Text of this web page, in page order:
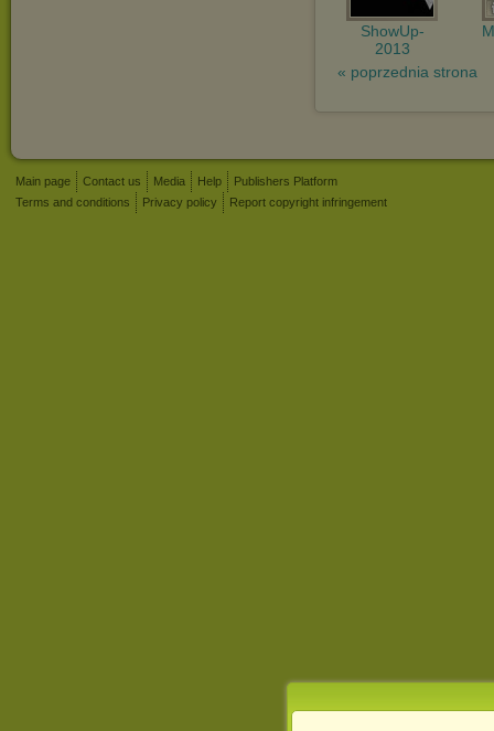
ShowUp-
2013
« poprzednia strona
Main page Contact us Media Help
Publishers Platform
Terms and conditions
Privacy policy Report copyright infringement